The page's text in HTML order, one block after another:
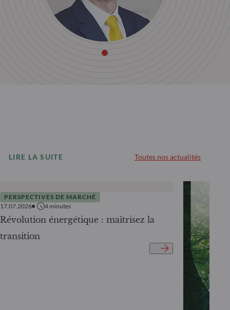
LIRE LA SUITE Toutes nos actualités
PERSPECTIVES DE MARCHÉ
17.07.2026
4 minutes
Révolution énergétique : maîtrisez la
transition